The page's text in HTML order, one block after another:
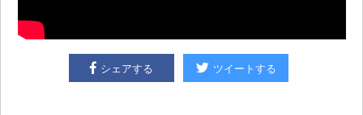
シェアする ツイートする